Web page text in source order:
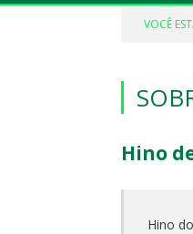
VOCÊ
Hino
Hino